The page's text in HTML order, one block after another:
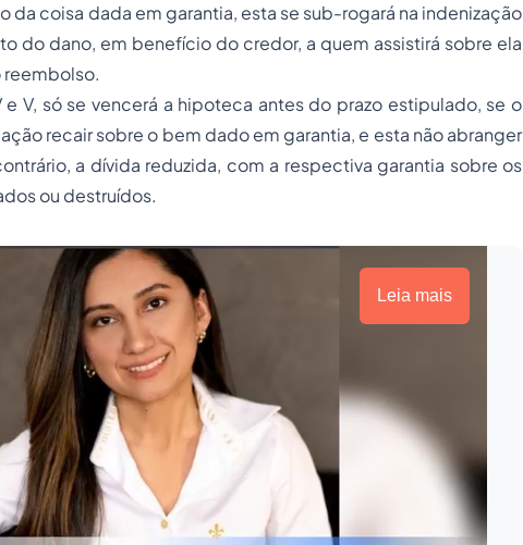
da coisa dada em garantia, esta se sub-rogará na indenização
do dano, em benefício do credor, a quem assistirá sobre ela
e V, só se vencerá a hipoteca antes do prazo estipulado, se o
recair sobre o bem dado em garantia, e esta não abranger
a dívida reduzida, com a respectiva garantia sobre os
ou destruídos.
Leia mais